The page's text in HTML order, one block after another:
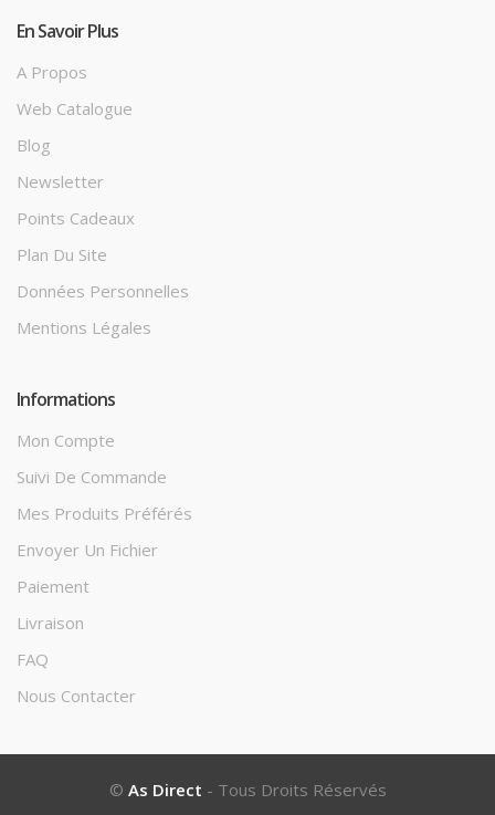
En Savoir Plus
A Propos
Web Catalogue
Blog
Newsletter
Points Cadeaux
Plan Du Site
Données Personnelles
Mentions Légales
Informations
Mon Compte
Suivi De Commande
Mes Produits Préférés
Envoyer Un Fichier
Paiement
Livraison
FAQ
Nous Contacter
© As Direct - Tous Droits Réservés